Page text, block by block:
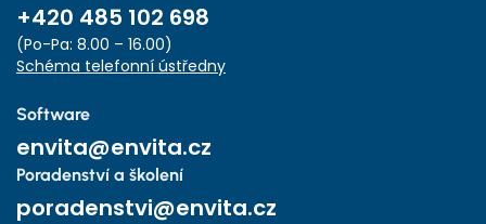
+420 485 102 698
(Po-Pa: 8.00 – 16.00)
Schéma telefonní ústředny
Software
envita@envita.cz
Poradenství a školení
poradenstvi@envita.cz